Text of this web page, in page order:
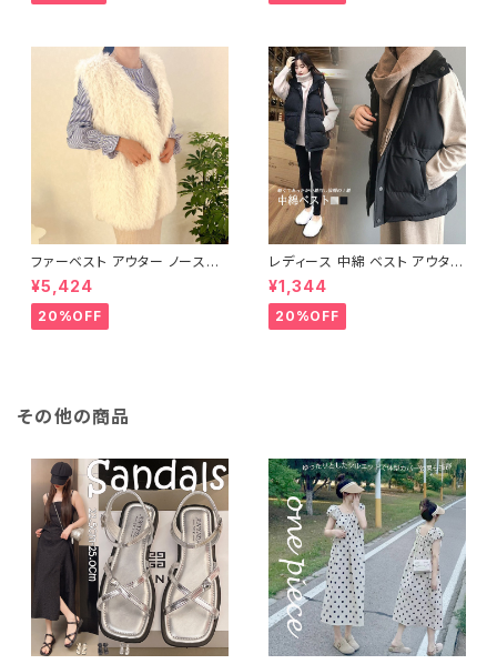
ファーベスト アウター ノースリ
ーブ ショート ベスト 防寒 厚手
ふわふわ ジレ 重ね着
¥5,424
20%OFF
レディース 中綿 ベスト アウター
ノースリーブ ショートベスト 防
寒 軽量 キルティング
¥1,344
20%OFF
その他の商品